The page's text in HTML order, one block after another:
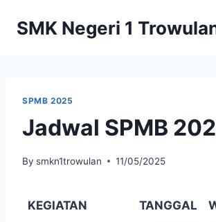
SMK Negeri 1
SPMB 2025
Jadwal SPMB
By smkn1trowulan 11/05/2025
KEGIATAN TANGGAL